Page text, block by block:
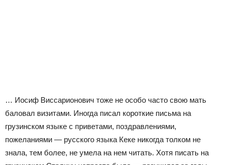
… Иосиф Виссарионович тоже не особо часто свою мать
баловал визитами. Иногда писал короткие письма на
грузинском языке с приветами, поздравлениями,
пожеланиями — русского языка Кеке никогда толком не
знала, тем более, не умела на нем читать. Хотя писать на